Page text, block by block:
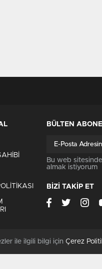
BÜLTEN
Bu web
almak istiyorum
BİZİ TAKİP ET
ile ilgili bilgi için Çerez